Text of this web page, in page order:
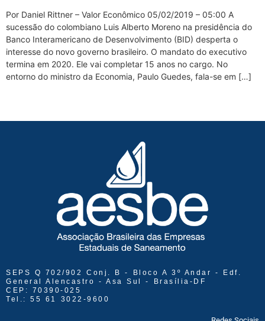
Por Daniel Rittner – Valor Econômico 05/02/2019 – 05:00 A
sucessão do colombiano Luis Alberto Moreno na presidência do
Banco Interamericano de Desenvolvimento (BID) desperta o
interesse do novo governo brasileiro. O mandato do executivo
termina em 2020. Ele vai completar 15 anos no cargo. No
entorno do ministro da Economia, Paulo Guedes, fala-se em […]
SEPS Q 702/902 Conj. B - Bloco A 3º Andar - Edf.
General Alencastro - Asa Sul - Brasília-DF
CEP: 70390-025
Tel.: 55 61 3022-9600